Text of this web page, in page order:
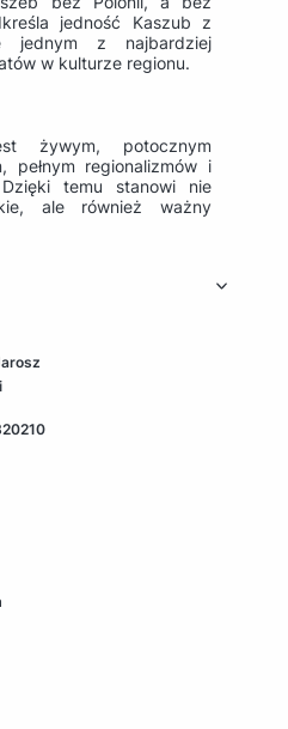
jedność Kaszub z
jednym z najbardziej
w kulturze regionu.
żywym, potocznym
pełnym regionalizmów i
temu stanowi nie
ale również ważny